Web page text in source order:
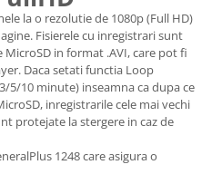
la o rezolutie de 1080p (Full HD)
Fisierele cu inregistrari sunt
in format .AVI, care pot fi
Daca setati functia Loop
5/10 minute) inseamna ca dupa ce
inregistrarile cele mai vechi
protejate la stergere in caz de
1248 care asigura o